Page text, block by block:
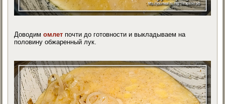
Доводимомлет почти до готовности и выкладываем на
половину обжаренный лук.